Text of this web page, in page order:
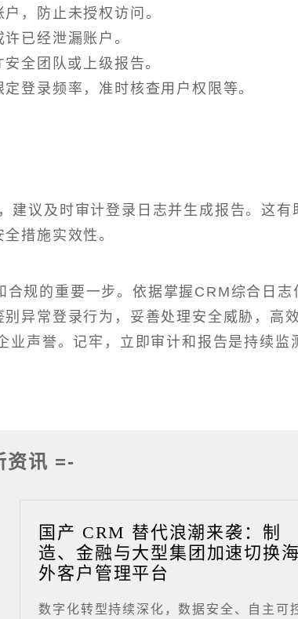
，防止未授权访问。
已经泄漏账户。
全团队或上级报告。
登录频率，准时核查用户权限等。
建议及时审计登录日志并生成报告。这有
措施实效性。
规的重要一步。依据掌握CRM综合日志
异常登录行为，妥善处理安全威胁，高
业声誉。记牢，立即审计和报告是持续监
资讯 =-
国产 CRM 替代浪潮来袭：制
造、金融与大型集团加速切换
外客户管理平台
数字化转型持续深化，数据安全、自主可